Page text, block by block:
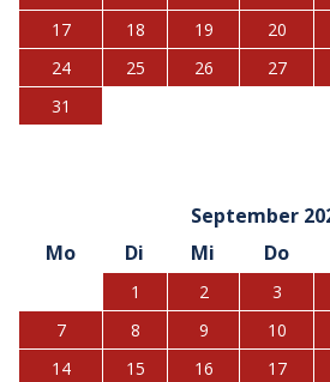
17
18 19 20
24
25 26 27
31
September
Mo
Di Mi Do
1 2 3
7
8 9 10
14
15 16 17